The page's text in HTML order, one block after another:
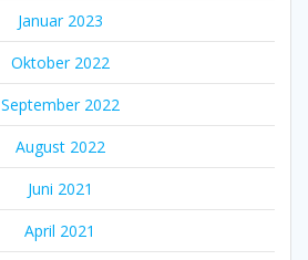
Januar 2023
Oktober 2022
September 2022
August 2022
Juni 2021
April 2021